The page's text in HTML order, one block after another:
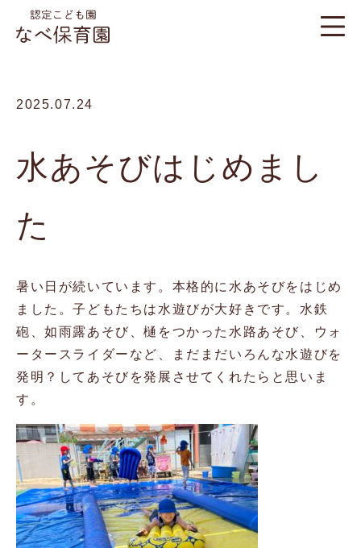
2025.07.24
水あそびはじめまし
た
暑い日が続いています。本格的に水あそびをはじめ
ました。子どもたちは水遊びが大好きです。水鉄
砲、如雨露あそび、樋をつかった水路あそび、ウォ
ータースライダーなど、まだまだいろんな水遊びを
発明？してあそびを発展させてくれたらと思いま
す。